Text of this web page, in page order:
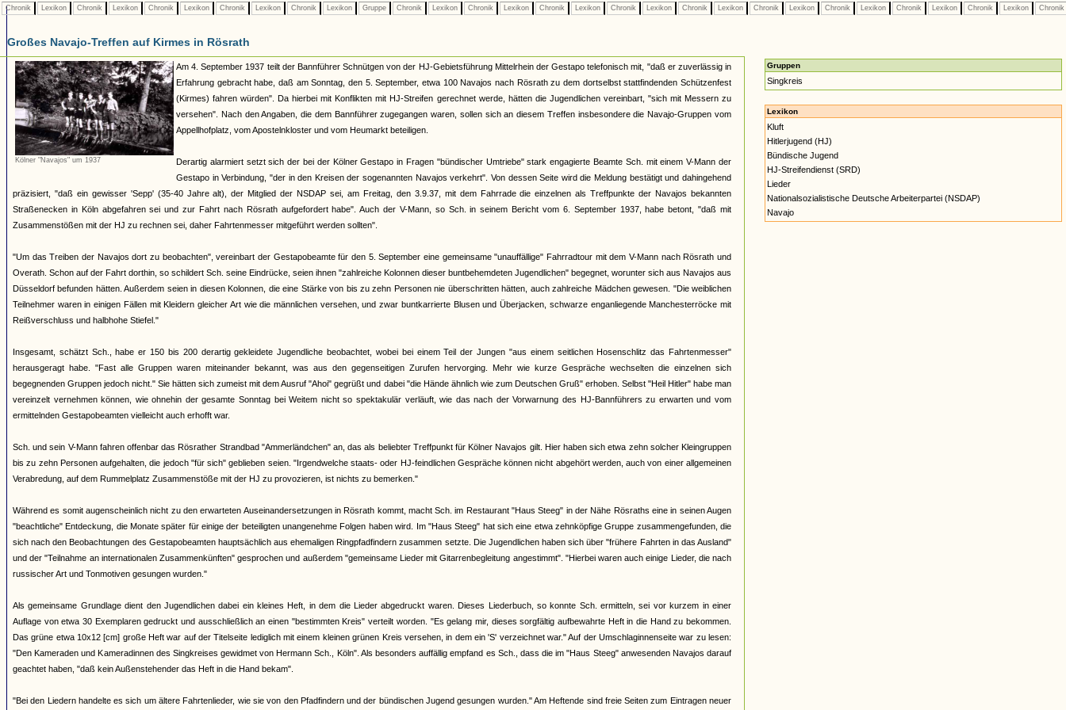
Chronik Lexikon Chronik Lexikon Chronik Lexikon Chronik Lexikon Chronik Lexikon Gruppe Chronik Lexikon Chronik Lexikon Chronik Lexikon Chronik Lexikon Chronik Lexikon Chronik Lexikon Chronik Lexikon Chronik Lexikon Chronik Lexikon Chronik
Großes Navajo-Treffen auf Kirmes in Rösrath
Kölner "Navajos" um 1937
Am 4. September 1937 teilt der Bannführer Schnütgen von der HJ-Gebietsführung Mittelrhein der Gestapo telefonisch mit, "daß er zuverlässig in
Erfahrung gebracht habe, daß am Sonntag, den 5. September, etwa 100 Navajos nach Rösrath zu dem dortselbst stattfindenden Schützenfest
(Kirmes) fahren würden". Da hierbei mit Konflikten mit HJ-Streifen gerechnet werde, hätten die Jugendlichen vereinbart, "sich mit Messern zu
versehen". Nach den Angaben, die dem Bannführer zugegangen waren, sollen sich an diesem Treffen insbesondere die Navajo-Gruppen vom
Appellhofplatz, vom Apostelnkloster und vom Heumarkt beteiligen.
Derartig alarmiert setzt sich der bei der Kölner Gestapo in Fragen "bündischer Umtriebe" stark engagierte Beamte Sch. mit einem V-Mann der
Gestapo in Verbindung, "der in den Kreisen der sogenannten Navajos verkehrt". Von dessen Seite wird die Meldung bestätigt und dahingehend
präzisiert, "daß ein gewisser 'Sepp' (35-40 Jahre alt), der Mitglied der NSDAP sei, am Freitag, den 3.9.37, mit dem Fahrrade die einzelnen als Treffpunkte der Navajos bekannten
Straßenecken in Köln abgefahren sei und zur Fahrt nach Rösrath aufgefordert habe". Auch der V-Mann, so Sch. in seinem Bericht vom 6. September 1937, habe betont, "daß mit
Zusammenstößen mit der HJ zu rechnen sei, daher Fahrtenmesser mitgeführt werden sollten".
"Um das Treiben der Navajos dort zu beobachten", vereinbart der Gestapobeamte für den 5. September eine gemeinsame "unauffällige" Fahrradtour mit dem V-Mann nach Rösrath und
Overath. Schon auf der Fahrt dorthin, so schildert Sch. seine Eindrücke, seien ihnen "zahlreiche Kolonnen dieser buntbehemdeten Jugendlichen" begegnet, worunter sich aus Navajos aus
Düsseldorf befunden hätten. Außerdem seien in diesen Kolonnen, die eine Stärke von bis zu zehn Personen nie überschritten hätten, auch zahlreiche Mädchen gewesen. "Die weiblichen
Teilnehmer waren in einigen Fällen mit Kleidern gleicher Art wie die männlichen versehen, und zwar buntkarrierte Blusen und Überjacken, schwarze enganliegende Manchesterröcke mit
Reißverschluss und halbhohe Stiefel."
Insgesamt, schätzt Sch., habe er 150 bis 200 derartig gekleidete Jugendliche beobachtet, wobei bei einem Teil der Jungen "aus einem seitlichen Hosenschlitz das Fahrtenmesser"
herausgeragt habe. "Fast alle Gruppen waren miteinander bekannt, was aus den gegenseitigen Zurufen hervorging. Mehr wie kurze Gespräche wechselten die einzelnen sich
begegnenden Gruppen jedoch nicht." Sie hätten sich zumeist mit dem Ausruf "Ahoi" gegrüßt und dabei "die Hände ähnlich wie zum Deutschen Gruß" erhoben. Selbst "Heil Hitler" habe man
vereinzelt vernehmen können, wie ohnehin der gesamte Sonntag bei Weitem nicht so spektakulär verläuft, wie das nach der Vorwarnung des HJ-Bannführers zu erwarten und vom
ermittelnden Gestapobeamten vielleicht auch erhofft war.
Sch. und sein V-Mann fahren offenbar das Rösrather Strandbad "Ammerländchen" an, das als beliebter Treffpunkt für Kölner Navajos gilt. Hier haben sich etwa zehn solcher Kleingruppen
bis zu zehn Personen aufgehalten, die jedoch "für sich" geblieben seien. "Irgendwelche staats- oder HJ-feindlichen Gespräche können nicht abgehört werden, auch von einer allgemeinen
Verabredung, auf dem Rummelplatz Zusammenstöße mit der HJ zu provozieren, ist nichts zu bemerken."
Während es somit augenscheinlich nicht zu den erwarteten Auseinandersetzungen in Rösrath kommt, macht Sch. im Restaurant "Haus Steeg" in der Nähe Rösraths eine in seinen Augen
"beachtliche" Entdeckung, die Monate später für einige der beteiligten unangenehme Folgen haben wird. Im "Haus Steeg" hat sich eine etwa zehnköpfige Gruppe zusammengefunden, die
sich nach den Beobachtungen des Gestapobeamten hauptsächlich aus ehemaligen Ringpfadfindern zusammen setzte. Die Jugendlichen haben sich über "frühere Fahrten in das Ausland"
und der "Teilnahme an internationalen Zusammenkünften" gesprochen und außerdem "gemeinsame Lieder mit Gitarrenbegleitung angestimmt". "Hierbei waren auch einige Lieder, die nach
russischer Art und Tonmotiven gesungen wurden."
Als gemeinsame Grundlage dient den Jugendlichen dabei ein kleines Heft, in dem die Lieder abgedruckt waren. Dieses Liederbuch, so konnte Sch. ermitteln, sei vor kurzem in einer
Auflage von etwa 30 Exemplaren gedruckt und ausschließlich an einen "bestimmten Kreis" verteilt worden. "Es gelang mir, dieses sorgfältig aufbewahrte Heft in die Hand zu bekommen.
Das grüne etwa 10x12 [cm] große Heft war auf der Titelseite lediglich mit einem kleinen grünen Kreis versehen, in dem ein 'S' verzeichnet war." Auf der Umschlaginnenseite war zu lesen:
"Den Kameraden und Kameradinnen des Singkreises gewidmet von Hermann Sch., Köln". Als besonders auffällig empfand es Sch., dass die im "Haus Steeg" anwesenden Navajos darauf
geachtet haben, "daß kein Außenstehender das Heft in die Hand bekam".
"Bei den Liedern handelte es sich um ältere Fahrtenlieder, wie sie von den Pfadfindern und der bündischen Jugend gesungen wurden." Am Heftende sind freie Seiten zum Eintragen neuer
Gruppen
Singkreis
Lexikon
Kluft
Hitlerjugend (HJ)
Bündische Jugend
HJ-Streifendienst (SRD)
Lieder
Nationalsozialistische Deutsche Arbeiterpartei (NSDAP)
Navajo